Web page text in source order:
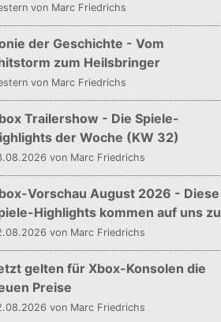
von Marc Friedrichs
der Geschichte - Vom
zum Heilsbringer
von Marc Friedrichs
Trailershow - Die Spiele-
der Woche (KW 32)
von Marc Friedrichs
Vorschau August 2026 - Diese
Highlights kommen auf uns zu
von Marc Friedrichs
gelten für Xbox-Konsolen die
Preise
von Marc Friedrichs